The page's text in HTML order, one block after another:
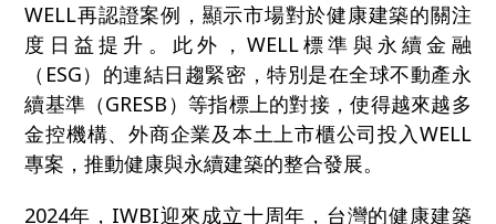
WELL再認證案例，顯示市場對於健康建築的關注
度日益提升。此外，WELL標準與永續金融
（ESG）的連結日趨緊密，特別是在全球不動產永
續基準（GRESB）等指標上的對接，使得越來越多
金控機構、外商企業及本土上市櫃公司投入WELL
專案，推動健康與永續建築的整合發展。
2024年，IWBI迎來成立十周年，台灣的健康建築